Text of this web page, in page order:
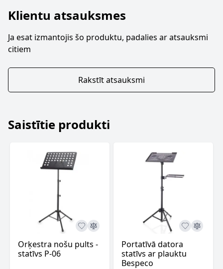
Klientu atsauksmes
Ja esat izmantojis šo produktu, padalies ar atsauksmi
citiem
Rakstīt atsauksmi
Saistītie produkti
Orķestra nošu pults -
statīvs P-06
Portatīvā datora
statīvs ar plauktu
Bespeco